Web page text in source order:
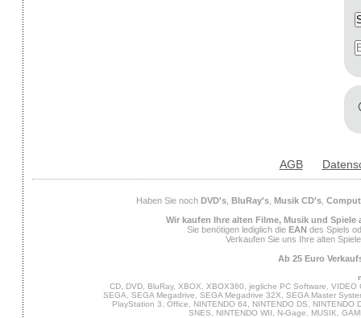
AGB
Haben Sie noch DVD's, BluRay's, Musik CD's,
Wir kaufen Ihre alten Filme, Musik und Spiele
Sie benötigen lediglich die EAN des Spiels
Verkaufen Sie uns Ihre alten
Ab 25 Euro
CD, DVD, BluRay, XBOX, XBOX360, jegliche PC Software,
SEGA, SEGA Megadrive, SEGA Megadrive 32X, SEGA Master
PlayStation 3, Office, NINTENDO 64, NINTENDO DS,
SNES, NINTENDO WII, N-Gage, MUSIK,